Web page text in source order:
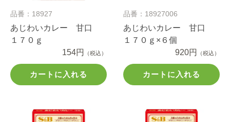
品番：18927
あじわいカレー 甘口
１７０ｇ
154円
（税込）
カートに入れる
品番：18927006
あじわいカレー 甘口
１７０ｇ×６個
920円
（税込）
カートに入れる